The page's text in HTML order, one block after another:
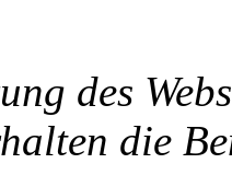
des
die